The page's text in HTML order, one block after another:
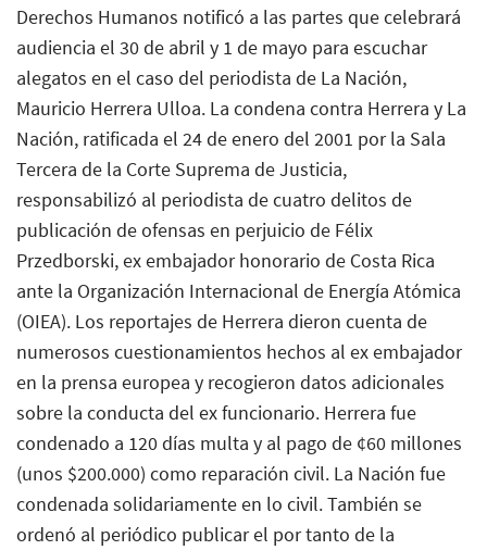
Derechos Humanos notificó a las partes que celebrará
audiencia el 30 de abril y 1 de mayo para escuchar
alegatos en el caso del periodista de La Nación,
Mauricio Herrera Ulloa. La condena contra Herrera y La
Nación, ratificada el 24 de enero del 2001 por la Sala
Tercera de la Corte Suprema de Justicia,
responsabilizó al periodista de cuatro delitos de
publicación de ofensas en perjuicio de Félix
Przedborski, ex embajador honorario de Costa Rica
ante la Organización Internacional de Energía Atómica
(OIEA). Los reportajes de Herrera dieron cuenta de
numerosos cuestionamientos hechos al ex embajador
en la prensa europea y recogieron datos adicionales
sobre la conducta del ex funcionario. Herrera fue
condenado a 120 días multa y al pago de ¢60 millones
(unos $200.000) como reparación civil. La Nación fue
condenada solidariamente en lo civil. También se
ordenó al periódico publicar el por tanto de la